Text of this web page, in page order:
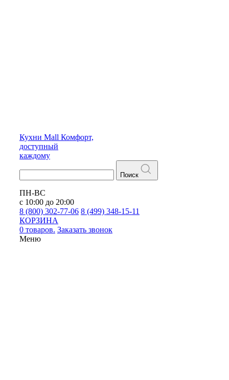
Кухни Mall Комфорт,
доступный
каждому
Поиск
ПН-ВС
с 10:00 до 20:00
8 (800) 302-77-06 8 (499) 348-15-11
КОРЗИНА
0 товаров. Заказать звонок
Меню